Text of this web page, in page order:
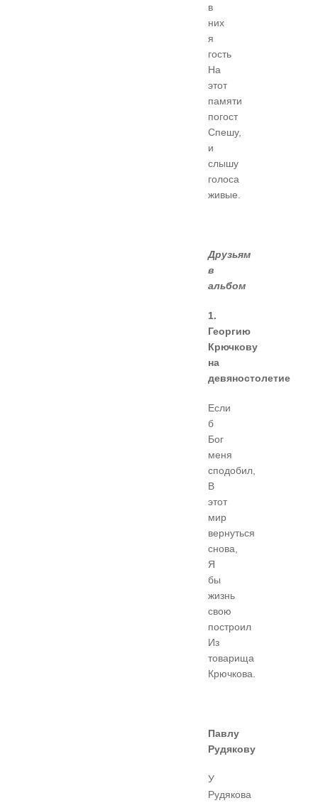
в
них
я
гость
На
этот
памяти
погост
Спешу,
и
слышу
голоса
живые.
Друзьям
в
альбом
1.
Георгию
Крючкову
на
девяностолетие
Если
б
Бог
меня
сподобил,
В
этот
мир
вернуться
снова,
Я
бы
жизнь
свою
построил
Из
товарища
Крючкова.
Павлу
Рудякову
У
Рудякова